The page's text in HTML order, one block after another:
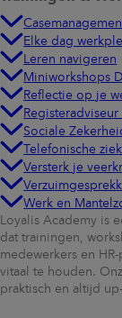
Elke dag
Leren navigeren
Miniworkshops
Reflectie op je
Sociale
Telefonische
Versterk je
Werk en
Loyalis Academy is
dat trainingen,
medewerkers en
vitaal te houden.
praktisch en altijd